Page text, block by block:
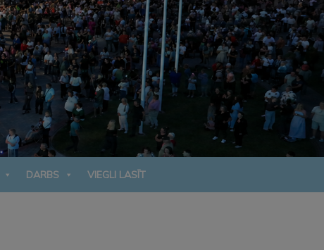
DARBS VIEGLI LASĪT